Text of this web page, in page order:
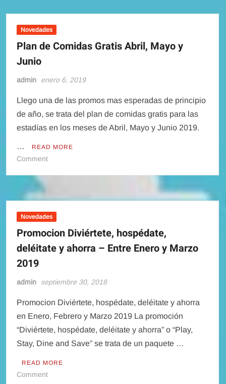
Julio,
Agosto
y
Novedades
Plan de Comidas Gratis Abril, Mayo y
Junio
admin enero 6, 2019
Llego una de las promos mas esperadas de principio
de año, se trata del plan de comidas gratis para las
estadías en los meses de Abril, Mayo y Junio 2019.
… READ MORE
Commenton
Abril,
Mayo
y
Junio
Novedades
Promocion Diviértete, hospédate,
deléitate y ahorra – Entre Enero y Marzo
2019
admin septiembre 30, 2018
Promocion Diviértete, hospédate, deléitate y ahorra
en Enero, Febrero y Marzo 2019 La promoción
“Diviértete, hospédate, deléitate y ahorra” o “Play,
Stay, Dine and Save” se trata de un paquete …
READ MORE
Commenton